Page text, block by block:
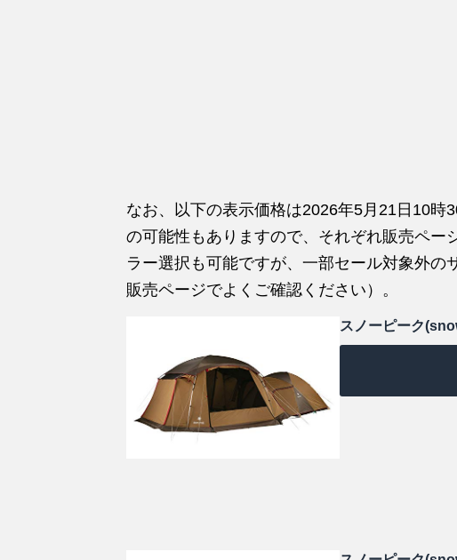
なお、以下の表示価格は2026年5月21日10時
の可能性もありますので、それぞれ販売ペー
ラー選択も可能ですが、一部セール対象外の
販売ページでよくご確認ください）。
スノーピーク